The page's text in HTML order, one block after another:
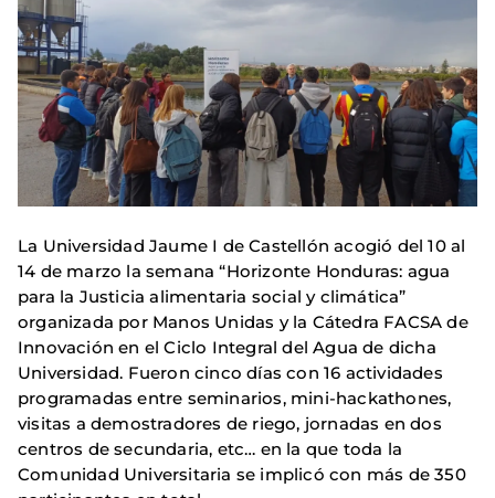
La Universidad Jaume I de Castellón acogió del 10 al
14 de marzo la semana “Horizonte Honduras: agua
para la Justicia alimentaria social y climática”
organizada por Manos Unidas y la Cátedra FACSA de
Innovación en el Ciclo Integral del Agua de dicha
Universidad. Fueron cinco días con 16 actividades
programadas entre seminarios, mini-hackathones,
visitas a demostradores de riego, jornadas en dos
centros de secundaria, etc… en la que toda la
Comunidad Universitaria se implicó con más de 350